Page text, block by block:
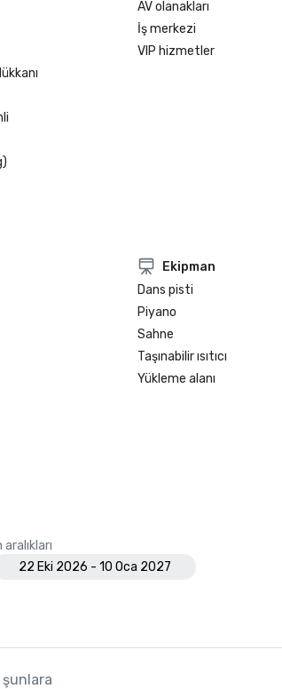
AV olanakları
İş merkezi
VIP hizmetler
Ekipman
Dans pisti
Piyano
Sahne
Taşınabilir ısıtıcı
Yükleme alanı
22 Eki 2026 - 10 Oca 2027
şunlara